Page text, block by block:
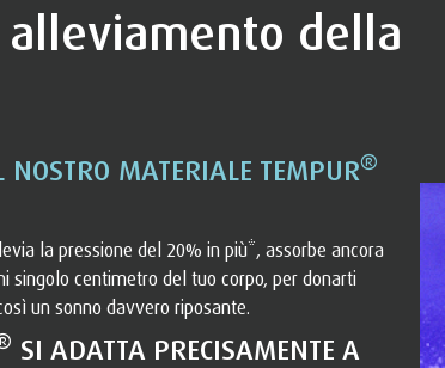
della
NOSTRO MATERIALE TEMPUR®
la pressione del 20% in più*, assorbe ancora
singolo centimetro del tuo corpo, per donarti
un sonno davvero riposante.
SI ADATTA PRECISAMENTE A